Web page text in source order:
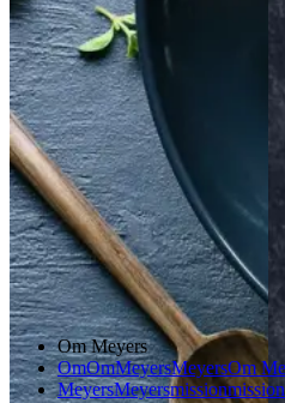
Gem opskrift
Aftensmad
Om Meyers
OmOmMeyersMeyersOm
MeyersMeyersmissionmission